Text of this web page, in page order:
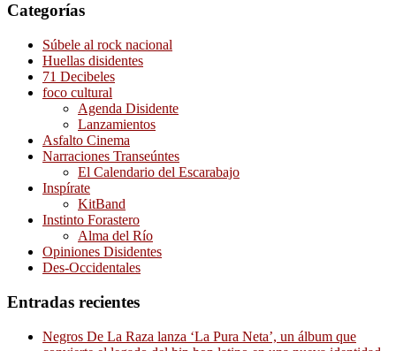
Categorías
Súbele al rock nacional
Huellas disidentes
71 Decibeles
foco cultural
Agenda Disidente
Lanzamientos
Asfalto Cinema
Narraciones Transeúntes
El Calendario del Escarabajo
Inspírate
KitBand
Instinto Forastero
Alma del Río
Opiniones Disidentes
Des-Occidentales
Entradas recientes
Negros De La Raza lanza ‘La Pura Neta’, un álbum que